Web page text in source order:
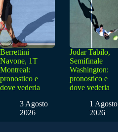
Berrettini
Navone, 1T
Montreal:
pronostico e
dove vederla
3 Agosto
2026
Jodar Tabilo,
Semifinale
Washington:
pronostico e
dove vederla
1 Agosto
2026